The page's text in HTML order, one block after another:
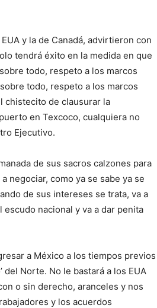
y la de Canadá, advirtieron con
tendrá éxito en la medida en que
todo, respeto a los marcos
todo, respeto a los marcos
chistecito de clausurar la
en Texcoco, cualquiera no
Ejecutivo.
de sus sacros calzones para
negociar, como ya se sabe ya se
de sus intereses se trata, va a
nacional y va a dar penita
a México a los tiempos previos
del Norte. No le bastará a los EUA
o sin derecho, aranceles y nos
y los acuerdos